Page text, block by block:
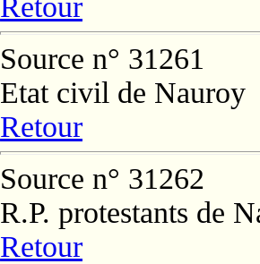
Retour
Source n° 31261
Etat civil de Nauroy
Retour
Source n° 31262
R.P. protestants de
Retour